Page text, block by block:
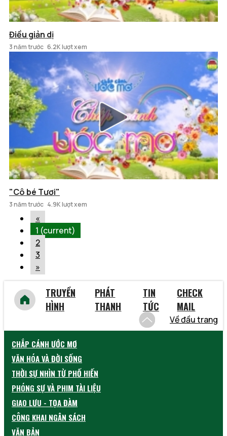
Điều giản dị
3 năm trước 6.2K lượt xem
"Cô bé Tươi"
3 năm trước 4.9K lượt xem
«
1 (current)
2
3
»
TRUYỀN
HÌNH
PHÁT
THANH
TIN
TỨC
CHECK
MAIL
Về đầu trang
CHẮP CÁNH ƯỚC MƠ
VĂN HÓA VÀ ĐỜI SỐNG
THỜI SỰ NHÌN TỪ PHỐ HIẾN
PHÓNG SỰ VÀ PHIM TÀI LIỆU
GIAO LƯU - TỌA ĐÀM
CÔNG KHAI NGÂN SÁCH
VĂN BẢN